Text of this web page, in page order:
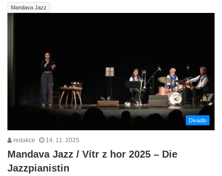
Mandava Jazz
Divadlo
redakce 14. 11. 2025
Mandava Jazz / Vítr z hor 2025 – Die
Jazzpianistin